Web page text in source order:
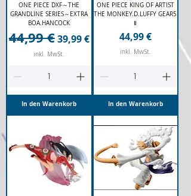
ONE PIECE DXF～THE
GRANDLINE SERIES～EXTRA
BOA.HANCOCK
Standardpreis
44,99 €Sale-Preis
39,99 €
inkl. MwSt.
In den Warenkorb
ONE PIECE KING OF ARTIST
THE MONKEY.D.LUFFY GEAR5
Ⅱ
Preis
44,99 €
inkl. MwSt.
In den Warenkorb